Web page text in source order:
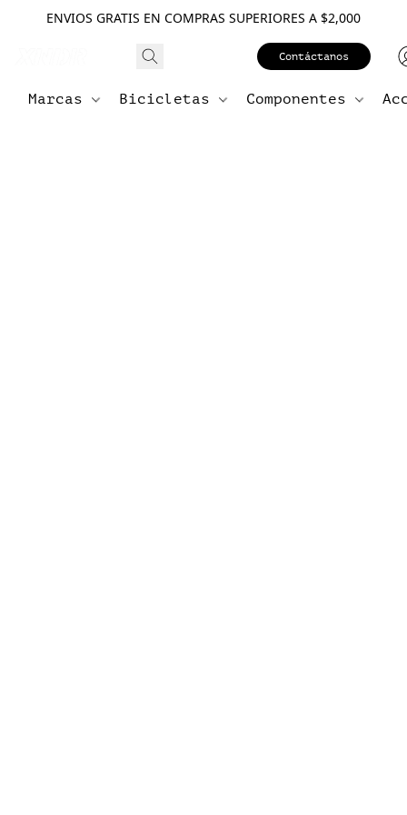
ENVIOS GRATIS EN COMPRAS SUPERIORES A $2,000
Contáctanos
Marcas Bicicletas Componentes